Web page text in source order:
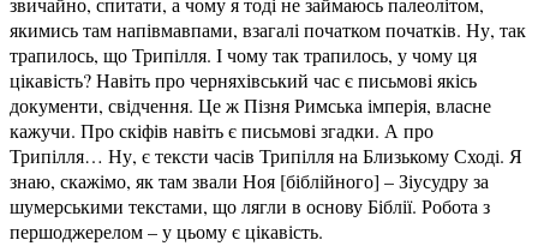
якимись там напівмавпами, взагалі початком початків. Ну, так
трапилось, що Трипілля. І чому так трапилось, у чому ця
цікавість? Навіть про черняхівський час є письмові якісь
документи, свідчення. Це ж Пізня Римська імперія, власне
кажучи. Про скіфів навіть є письмові згадки. А про
Трипілля… Ну, є тексти часів Трипілля на Близькому Сході. Я
знаю, скажімо, як там звали Ноя [біблійного] – Зіусудру за
шумерськими текстами, що лягли в основу Біблії. Робота з
першоджерелом – у цьому є цікавість.